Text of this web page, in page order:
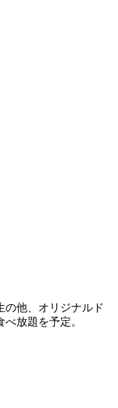
の他、オリジナルド
放題を予定。